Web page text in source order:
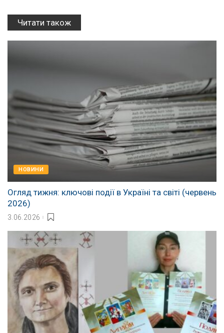
Читати також
НОВИНИ
Огляд тижня: ключові події в Україні та світі (червень
2026)
3.06.2026